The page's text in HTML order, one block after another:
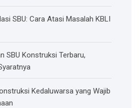
SBU: Cara Atasi Masalah KBLI
SBU Konstruksi Terbaru,
Kedaluwarsa yang Wajib